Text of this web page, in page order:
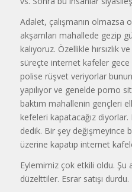
Adalet, çalışmanın olmazsa
akşamları mahallede gezip
kalıyoruz. Özellikle hırsızlık
süreçte internet kafeler gece
polise rüşvet veriyorlar
yapılıyor ve genelde porno
baktım mahallenin gençleri
kefeleri kapatacağız
dedik. Bir şey değişmeyince
üzerine kapatıp internet
Eylemimiz çok etkili oldu. Şu
düzelttiler. Esrar satışı durdu.